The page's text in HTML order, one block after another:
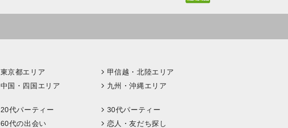
東京都エリア
甲信越・北陸エリア
中国・四国エリア 九州・沖縄エリア
20代パーティー
30代パーティー
60代の出会い
恋人・友だち探し